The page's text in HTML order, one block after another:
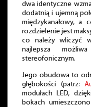
dwa identyczne
dodatnią i ujemną
międzykanałowy,
rozdzielenie jest
co należy wliczyć
najlepsza
stereofonicznym.
Jego obudowa to
głębokości (patrz:
modułach LED,
bokach